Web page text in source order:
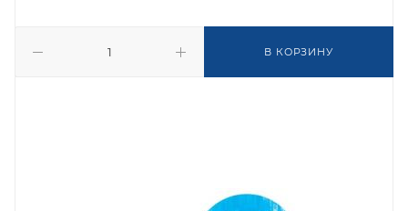
В КОРЗИНУ